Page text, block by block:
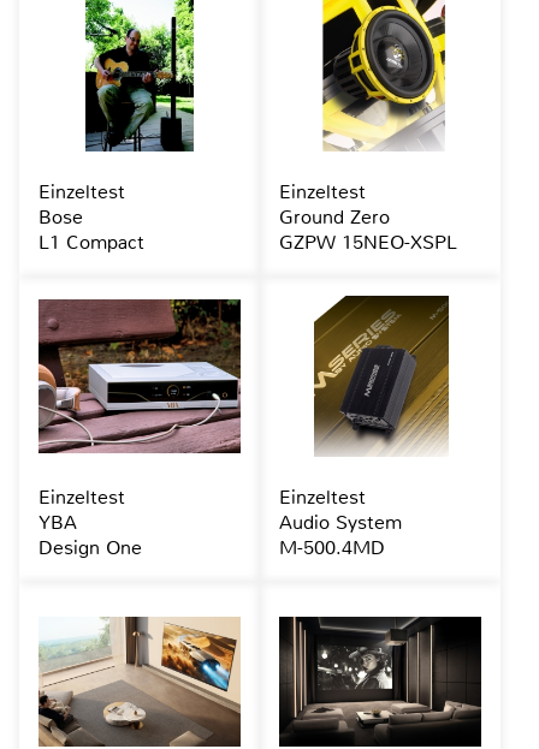
Einzeltest
Bose
L1 Compact
Einzeltest
Ground Zero
GZPW 15NEO-XSPL
Einzeltest
YBA
Design One
Einzeltest
Audio System
M-500.4MD